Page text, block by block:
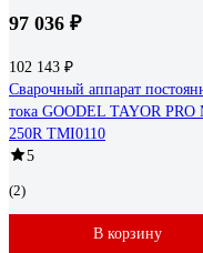
97 036 ₽
102 143 ₽
Сварочный аппарат
тока GOODEL TAYOR PRO
250R TMI0110
5
(2)
В корзину